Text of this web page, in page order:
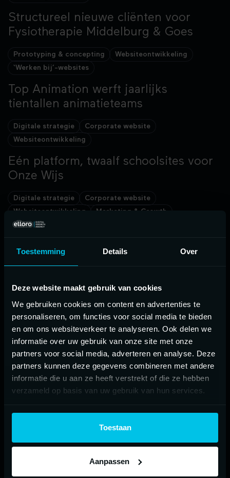
Toestemming Details Over
Deze website maakt gebruik van cookies
We gebruiken cookies om content en advertenties te
personaliseren, om functies voor social media te bieden
en om ons websiteverkeer te analyseren. Ook delen we
informatie over uw gebruik van onze site met onze
partners voor social media, adverteren en analyse. Deze
partners kunnen deze gegevens combineren met andere
informatie die u aan ze heeft verstrekt of die ze hebben
verzameld op basis van uw gebruik van hun services.
Toestaan
Aanpassen
Structureel nieuwe cliënten voor
Fysiotherapie Middelburg & Goes
+1500 sollicitaties per jaar
Prototyping & concepting
Websiteontwikkeling
‘Werken bij’-websites
Top Animation werft jaarlijks
tientallen animatieteams
Digitale strategie
Corporate website
Websiteontwikkeling
Eén platform, twaalf schoolsites voor
Onze Wijs
Digitale strategie
Corporate website
Websiteontwikkeling
Marketing & Growth
merk Zeayou
Websiteontwikkeling
Digital tooling
Elf websites voor de merken van
Groep De Hoop
Elf websites voor de merken van Groep De
6 leefgebieden
Digitale strategie
Corporate website
Websiteontwikkeling
Een toegankelijke website voor